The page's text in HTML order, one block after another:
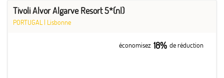
Tivoli Alvor Algarve Resort 5*(nl)
PORTUGAL | Lisbonne
économisez 18% de réduction